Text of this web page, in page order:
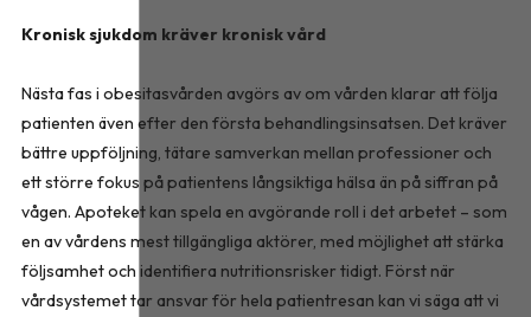
Kronisk sjukdom kräver kronisk vård
Nästa fas i obesitasvården avgörs av om vården klarar att följa
patienten även efter den första behandlingsinsatsen. Det kräver
bättre uppföljning, tätare samverkan mellan professioner och
ett större fokus på patientens långsiktiga hälsa än på siffran på
vågen. Apoteket kan spela en avgörande roll i det arbetet – som
en av vårdens mest tillgängliga aktörer, med möjlighet att stärka
följsamhet och identifiera nutritionsrisker tidigt. Först när
vårdsystemet tar ansvar för hela patientresan kan vi säga att vi